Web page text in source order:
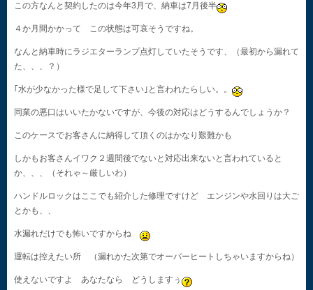
この方なんと契約したのは今年3月で、納車は7月後半
４か月間かかって この状態は可哀そうですね。
なんと納車時にラジエターランプ点灯していたそうです、（最初から漏れて
た、、、？）
｢水が少なかった様で足して下さい｣と言われたらしい。。
同業の悪口はいいたかないですが、今後の対応はどうするんでしょうか？
このケースでお客さんに納得して頂くのはかなり艱難かも
しかもお客さんイワク２週間後でないと対応出来ないと言われていると
か、、、（それゃ～厳しいわ）
ハンドルロックはここでも紹介した修理ですけど エンジンや水回りは大ご
とかも、、
水漏れだけでも怖いですからね
運転は控えたい所 （漏れかた次第でオーバーヒートしちゃいますからね）
使えないですよ あなたなら どうしますぅ